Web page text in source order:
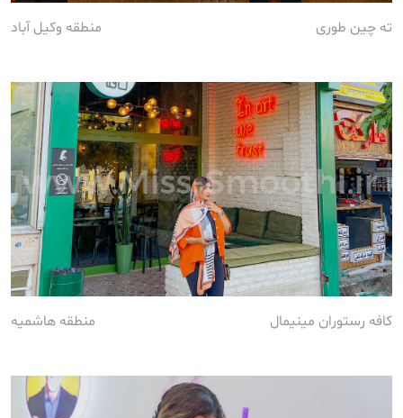
منطقه وکیل آباد ته چین طوری
منطقه هاشمیه کافه رستوران مینیمال